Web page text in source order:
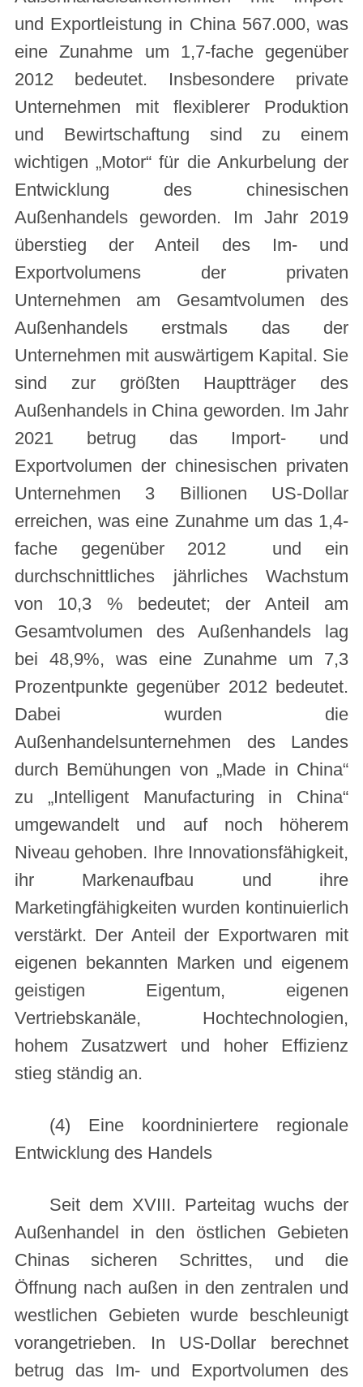
und Exportleistung in China 567.000, was
eine Zunahme um 1,7-fache gegenüber
2012 bedeutet. Insbesondere private
Unternehmen mit flexiblerer Produktion
und Bewirtschaftung sind zu einem
wichtigen „Motor“ für die Ankurbelung der
Entwicklung des chinesischen
Außenhandels geworden. Im Jahr 2019
überstieg der Anteil des Im- und
Exportvolumens der privaten
Unternehmen am Gesamtvolumen des
Außenhandels erstmals das der
Unternehmen mit auswärtigem Kapital. Sie
sind zur größten Hauptträger des
Außenhandels in China geworden. Im Jahr
2021 betrug das Import- und
Exportvolumen der chinesischen privaten
Unternehmen 3 Billionen US-Dollar
erreichen, was eine Zunahme um das 1,4-
fache gegenüber 2012 und ein
durchschnittliches jährliches Wachstum
von 10,3 % bedeutet; der Anteil am
Gesamtvolumen des Außenhandels lag
bei 48,9%, was eine Zunahme um 7,3
Prozentpunkte gegenüber 2012 bedeutet.
Dabei wurden die
Außenhandelsunternehmen des Landes
durch Bemühungen von „Made in China“
zu „Intelligent Manufacturing in China“
umgewandelt und auf noch höherem
Niveau gehoben. Ihre Innovationsfähigkeit,
ihr Markenaufbau und ihre
Marketingfähigkeiten wurden kontinuierlich
verstärkt. Der Anteil der Exportwaren mit
eigenen bekannten Marken und eigenem
geistigen Eigentum, eigenen
Vertriebskanäle, Hochtechnologien,
hohem Zusatzwert und hoher Effizienz
stieg ständig an.
(4) Eine koordniniertere regionale
Entwicklung des Handels
Seit dem XVIII. Parteitag wuchs der
Außenhandel in den östlichen Gebieten
Chinas sicheren Schrittes, und die
Öffnung nach außen in den zentralen und
westlichen Gebieten wurde beschleunigt
vorangetrieben. In US-Dollar berechnet
betrug das Im- und Exportvolumen des